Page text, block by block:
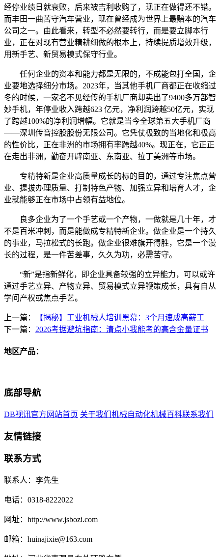
经停业绩日就衰败，后来被吉利收购了，现正在做得还不错。
而丰田一曲苦守汽车营业，现在曾经成为世界上最赔本的汽车
公司之一。由此看来，转型不必然要转行，而是要立脚本行
业，正在对现有营业精耕细做的根本上，持续提质增效升级，
用新手艺、新贸易模式保守行业。
任何企业的资本和能力都是无限的，不成能包打全国，企
业要地选择细分市场。2023年，当其他手机厂商都正在收缩过
冬的时候，一家名不见经传的手机厂商却卖出了9400多万部智
妙手机，年停业收入跨越623 亿元，净利润跨越50亿元，实现
了跨越100%的净利润增幅。它就是当今全球第五大手机厂商
——深圳传音控股股份无限公司。它凭仗极致的当地化和极高
的性价比，正在非洲的市场拥有率跨越40%。现正在，它正正
在走出非洲，勤奋开辟南亚、东南亚、拉丁美洲等市场。
专精特新是企业高质量成长的标的目的，通过专注焦点营
业、提拔办理质量、打制特色产物、加强立异和培育人才，企
业就能够正在市场中占领有益地位。
良多企业为了一个手艺或一个产物，一做就是几十年，才
不是百米冲刺，而是能做成专精特新企业。做企业是一个持久
的事业，马拉松式的长跑。做企业很难旗开得胜，它是一个漫
长的过程，是一件苦差事，久久为功，必需苦守。
“新”是指新鲜化，即企业具备较强的立异能力，可以或许
通过手艺立异、产物立异、贸易模式立异鞭策成长，具有自从
学问产权或焦点手艺。
上一篇：
【揭秘】工业机械人培训黑幕：3个月速成高薪工
下一篇： 2026考据避坑指南：清点小我能考的高含金量证书
地区产品：
底部导航
DB视讯官方网站首页 关于我们 机械自动化机械百科联系我们
友情链接
联系方式
联系人：李先生
电话：0318-8222022
网址：http://www.jsbozi.com
邮箱：huinajixie@163.com